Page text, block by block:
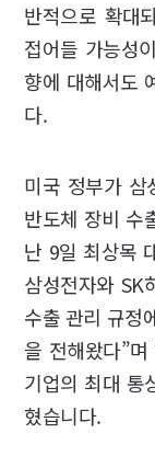
반적으로 확대
접어들 가능성
향에 대해서도
다.
미국 정부가 삼
반도체 장비 수
난 9일 최상목
삼성전자와 SK
수출 관리 규정
을 전해왔다”
기업의 최대 통
혔습니다.